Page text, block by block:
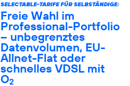
SELECTABLE-TARIFE FÜR SELBSTÄNDIGE:
Freie Wahl im
Professional-Portfolio
– unbegrenztes
Datenvolumen, EU-
Allnet-Flat oder
schnelles VDSL mit
O2